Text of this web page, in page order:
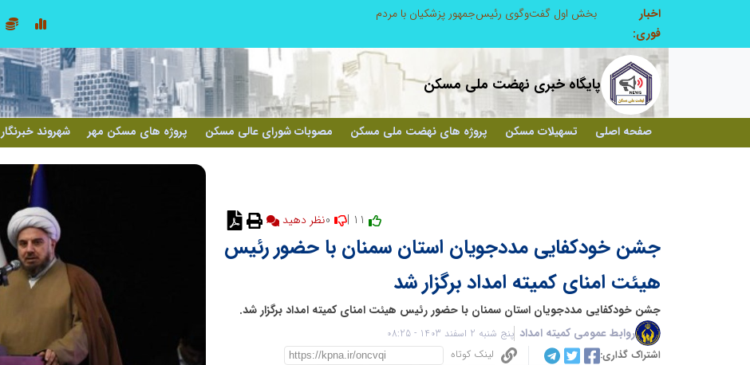
اخبار
فوری:
بخش اول گفت‌وگوی رئیس‌جمهور پزشکیان با مردم روایت تصویری از خدمت در مسیر اربعین حسینی
پایگاه خبری نهضت ملی مسکن
صفحه اصلی تسهیلات مسکن پروژه های نهضت ملی مسکن مصوبات شورای عالی مسکن پروژه های مسکن مهر شهروند خبرنگار
نظر دهید
جشن خودکفایی مددجویان استان سمنان با حضور رئیس
هیئت امنای کمیته امداد برگزار شد
جشن خودکفایی مددجویان استان سمنان با حضور رئیس هیئت امنای کمیته امداد برگزار شد.
روابط عمومی کمیته امداد پنج شنبه 2 اسفند 1403 - 08:25
اشتراک گذاری:
لینک کوتاه